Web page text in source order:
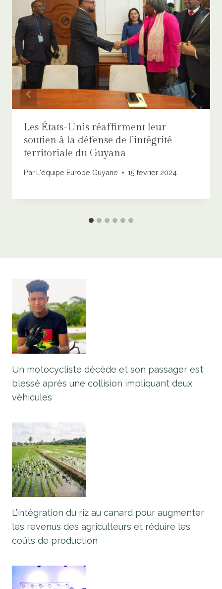
Les États-Unis réaffirment leur
soutien à la défense de l’intégrité
territoriale du Guyana
Par L'équipe Europe Guyane 15 février 2024
Un motocycliste décède et son passager est
blessé après une collision impliquant deux
véhicules
L’intégration du riz au canard pour augmenter
les revenus des agriculteurs et réduire les
coûts de production